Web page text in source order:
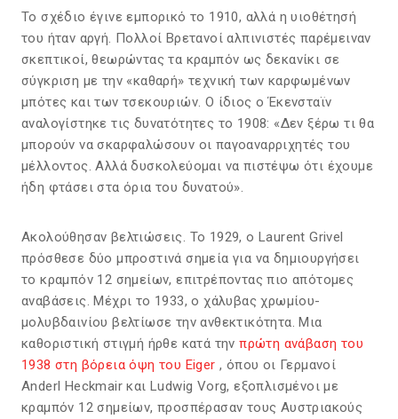
Το σχέδιο έγινε εμπορικό το 1910, αλλά η υιοθέτησή
του ήταν αργή. Πολλοί Βρετανοί αλπινιστές παρέμειναν
σκεπτικοί, θεωρώντας τα κραμπόν ως δεκανίκι σε
σύγκριση με την «καθαρή» τεχνική των καρφωμένων
μπότες και των τσεκουριών. Ο ίδιος ο Έκενσταϊν
αναλογίστηκε τις δυνατότητες το 1908: «Δεν ξέρω τι θα
μπορούν να σκαρφαλώσουν οι παγοαναρριχητές του
μέλλοντος. Αλλά δυσκολεύομαι να πιστέψω ότι έχουμε
ήδη φτάσει στα όρια του δυνατού».
Ακολούθησαν βελτιώσεις. Το 1929, ο Laurent Grivel
πρόσθεσε δύο μπροστινά σημεία για να δημιουργήσει
το κραμπόν 12 σημείων, επιτρέποντας πιο απότομες
αναβάσεις. Μέχρι το 1933, ο χάλυβας χρωμίου-
μολυβδαινίου βελτίωσε την ανθεκτικότητα. Μια
καθοριστική στιγμή ήρθε κατά τηνπρώτη ανάβαση του
1938 στη βόρεια όψη του Eiger , όπου οι Γερμανοί
Anderl Heckmair και Ludwig Vorg, εξοπλισμένοι με
κραμπόν 12 σημείων, προσπέρασαν τους Αυστριακούς